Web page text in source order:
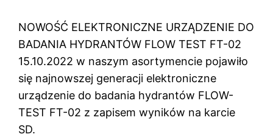
NOWOŚĆ ELEKTRONICZNE URZĄDZENIE DO
BADANIA HYDRANTÓW FLOW TEST FT-02
15.10.2022 w naszym asortymencie pojawiło
się najnowszej generacji elektroniczne
urządzenie do badania hydrantów FLOW-
TEST FT-02 z zapisem wyników na karcie
SD.